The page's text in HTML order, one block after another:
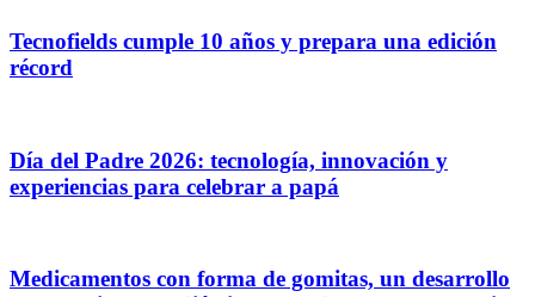
Tecnofields cumple 10 años y prepara una edición
récord
Día del Padre 2026: tecnología, innovación y
experiencias para celebrar a papá
Medicamentos con forma de gomitas, un desarrollo